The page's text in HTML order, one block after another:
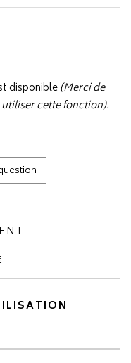
disponible(Merci de
cette fonction).